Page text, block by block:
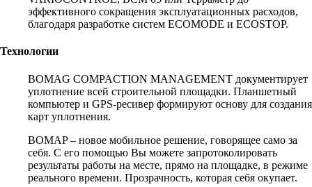
эффективного сокращения эксплуатационных расходов,
благодаря разработке систем ECOMODE и ECOSTOP.
Технологии
BOMAG COMPACTION MANAGEMENT документирует
уплотнение всей строительной площадки. Планшетный
компьютер и GPS-ресивер формируют основу для создания
карт уплотнения.
BOMAP – новое мобильное решение, говорящее само за
себя. С его помощью Вы можете запротоколировать
результаты работы на месте, прямо на площадке, в режиме
реального времени. Прозрачность, которая себя окупает.